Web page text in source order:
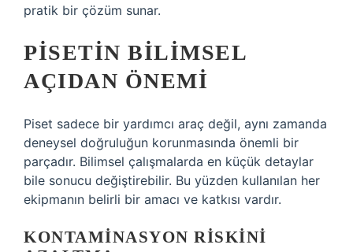
pratik bir çözüm sunar.
PISETIN BILIMSEL
AÇIDAN ÖNEMI
Piset sadece bir yardımcı araç değil, aynı zamanda
deneysel doğruluğun korunmasında önemli bir
parçadır. Bilimsel çalışmalarda en küçük detaylar
bile sonucu değiştirebilir. Bu yüzden kullanılan her
ekipmanın belirli bir amacı ve katkısı vardır.
KONTAMINASYON RISKINI